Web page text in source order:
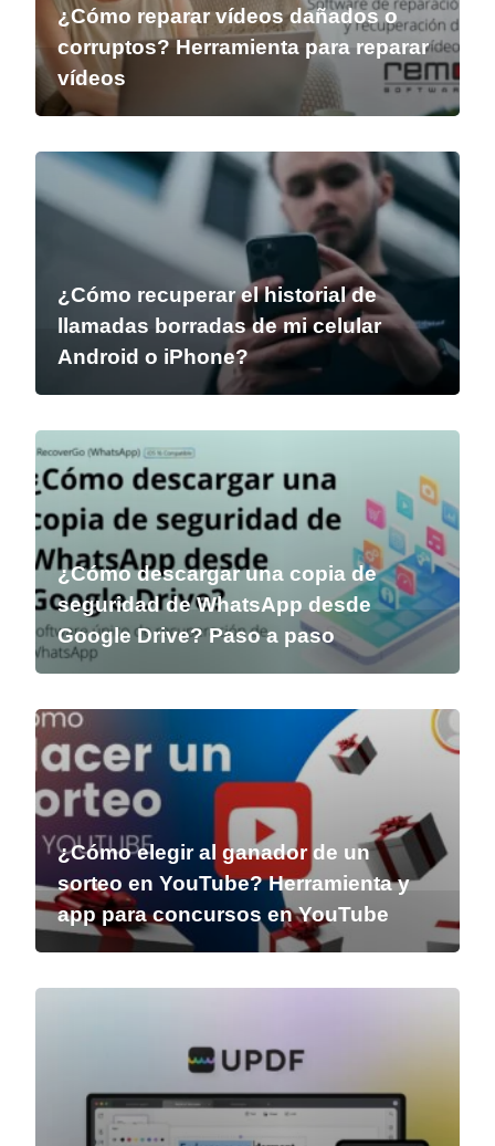
¿Cómo reparar vídeos dañados o
corruptos? Herramienta para reparar
vídeos
¿Cómo recuperar el historial de
llamadas borradas de mi celular
Android o iPhone?
¿Cómo descargar una copia de
seguridad de WhatsApp desde
Google Drive? Paso a paso
¿Cómo elegir al ganador de un
sorteo en YouTube? Herramienta y
app para concursos en YouTube